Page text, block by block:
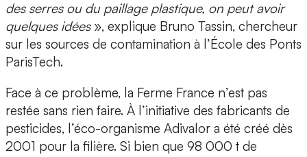
des serres ou du paillage plastique, on peut avoir
quelques idées», explique Bruno Tassin, chercheur
sur les sources de contamination à l’École des Ponts
ParisTech.
Face à ce problème, la Ferme France n’est pas
restée sans rien faire. À l’initiative des fabricants de
pesticides, l’éco-organisme Adivalor a été créé dès
2001 pour la filière. Si bien que 98 000 t de